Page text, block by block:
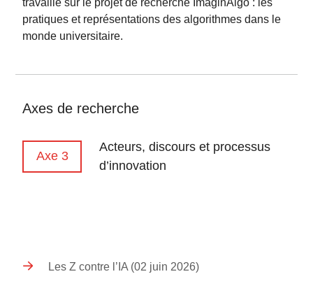
travaille sur le projet de recherche ImaginAlgo : les
pratiques et représentations des algorithmes dans le
monde universitaire.
Axes de recherche
Axe 3
Acteurs, discours et processus
d’innovation
Les Z contre l’IA (02 juin 2026)